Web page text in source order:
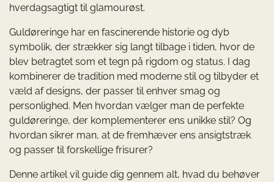
hverdagsagtigt til glamourøst.
Guldøreringe har en fascinerende historie og dyb
symbolik, der strækker sig langt tilbage i tiden, hvor de
blev betragtet som et tegn på rigdom og status. I dag
kombinerer de tradition med moderne stil og tilbyder et
væld af designs, der passer til enhver smag og
personlighed. Men hvordan vælger man de perfekte
guldøreringe, der komplementerer ens unikke stil? Og
hvordan sikrer man, at de fremhæver ens ansigtstræk
og passer til forskellige frisurer?
Denne artikel vil guide dig gennem alt, hvad du behøver